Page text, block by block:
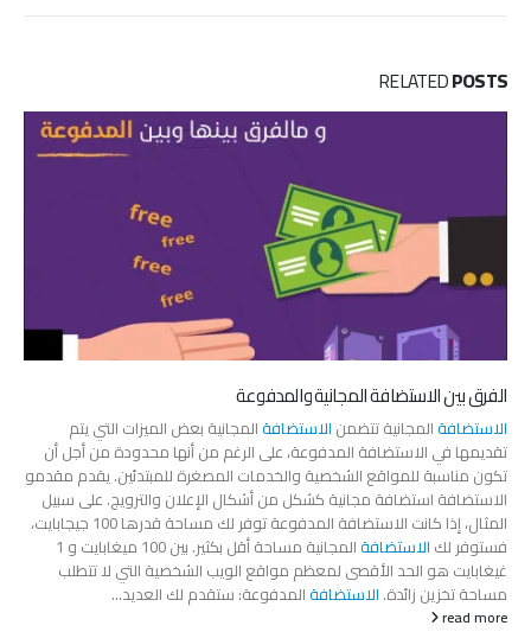
RELATEDPOSTS
الفرق بين الاستضافة المجانية والمدفوعة
الاستضافة المجانية تتضمن الاستضافة المجانية بعض الميزات التي يتم
تقديمها في الاستضافة المدفوعة، على الرغم من أنها محدودة من أجل أن
تكون مناسبة للمواقع الشخصية والخدمات المصغرة للمبتدئين. يقدم مقدمو
الاستضافة استضافة مجانية كشكل من أشكال الإعلان والترويج. على سبيل
المثال، إذا كانت الاستضافة المدفوعة توفر لك مساحة قدرها 100 جيجابايت،
فستوفر لك الاستضافة
المجانية مساحة أقل بكثير. بين 100 ميغابايت و 1
غيغابايت هو الحد الأقصى لمعظم مواقع الويب الشخصية التي لا تتطلب
مساحة تخزين زائدة. الاستضافة المدفوعة: ستقدم لك العديد...
read more